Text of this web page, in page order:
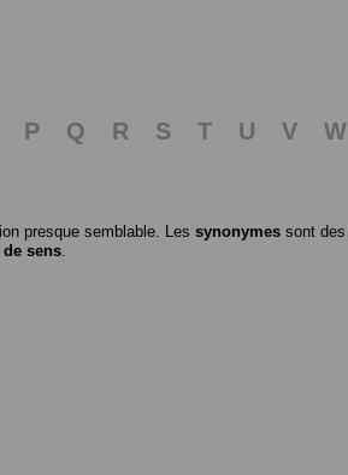
P Q R S T U V W
presque semblable. Les synonymes sont des
de sens.